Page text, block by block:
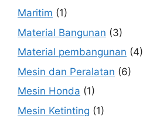
Maritim (1)
Material Bangunan (3)
Material pembangunan (4)
Mesin dan Peralatan (6)
Mesin Honda (1)
Mesin Ketinting (1)